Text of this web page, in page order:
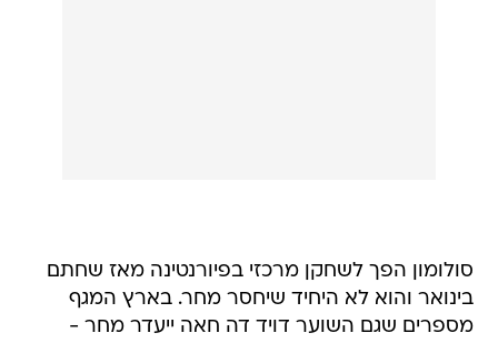
סולומון הפך לשחקן מרכזי בפיורנטינה מאז שחתם
בינואר והוא לא היחיד שיחסר מחר. בארץ המגף
מספרים שגם השוער דויד דה חאה ייעדר מחר -